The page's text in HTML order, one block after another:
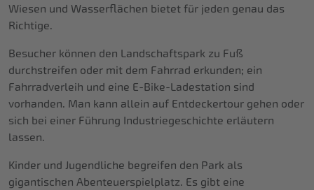
Wiesen und Wasserflächen bietet für jeden genau das
Richtige.
Besucher können den Landschaftspark zu Fuß
durchstreifen oder mit dem Fahrrad erkunden; ein
Fahrradverleih und eine E-Bike-Ladestation sind
vorhanden. Man kann allein auf Entdeckertour gehen oder
sich bei einer Führung Industriegeschichte erläutern
lassen.
Kinder und Jugendliche begreifen den Park als
gigantischen Abenteuerspielplatz. Es gibt eine